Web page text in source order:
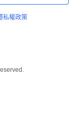
私權政策